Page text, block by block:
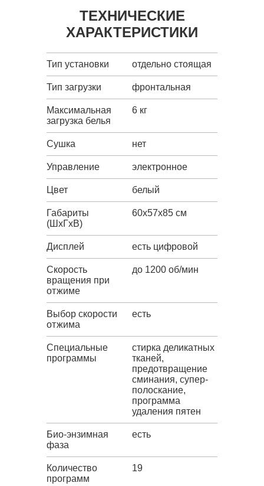
ТЕХНИЧЕСКИЕ
ХАРАКТЕРИСТИКИ
Тип установки отдельно стоящая
Тип загрузки фронтальная
Максимальная
загрузка белья
6 кг
Сушка нет
Управление электронное
Цвет белый
Габариты
(ШxГxВ)
60x57x85 см
Дисплей есть цифровой
Скорость
вращения при
отжиме
до 1200 об/мин
Выбор скорости
отжима
есть
Специальные
программы
стирка деликатных
тканей,
предотвращение
сминания, супер-
полоскание,
программа
удаления пятен
Био-энзимная
фаза
есть
Количество
программ
19